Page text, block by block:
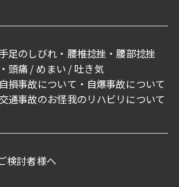
手足のしびれ 腰椎捻挫
腰部捻挫
頭痛 / めまい / 吐き気
自損事故について
自爆事故について
交通事故のお怪我のリハビリについて
検討者様へ